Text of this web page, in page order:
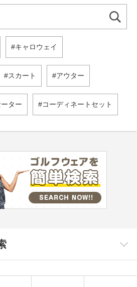
キャロウェイ
スカート アウター
ター コーディネートセット